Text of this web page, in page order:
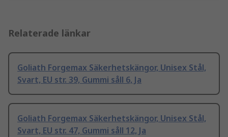
Relaterade länkar
Goliath Forgemax Säkerhetskängor, Unisex Stål,
Svart, EU str. 39, Gummi såll 6, Ja
Goliath Forgemax Säkerhetskängor, Unisex Stål,
Svart, EU str. 47, Gummi såll 12, Ja